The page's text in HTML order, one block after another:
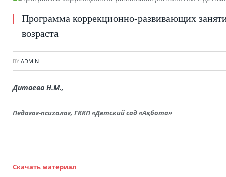
Программа коррекционно-развивающих
возраста
BY ADMIN
Дитаева Н.М.,
Педагог-психолог, ГККП «Детский сад «Ақбота»
Скачать материал